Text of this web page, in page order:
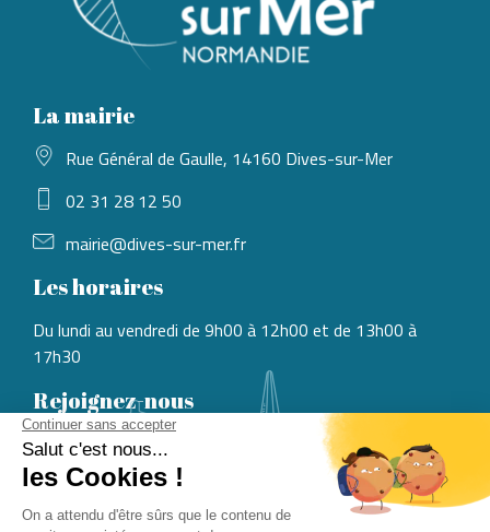
La mairie
Rue Général de Gaulle, 14160 Dives-sur-Mer
02 31 28 12 50
mairie@dives-sur-mer.fr
Les horaires
Du lundi au vendredi de 9h00 à 12h00 et de 13h00 à
17h30
Rejoignez-nous
CONSULTER LES OFFRES
Suivez-nous sur Facebook